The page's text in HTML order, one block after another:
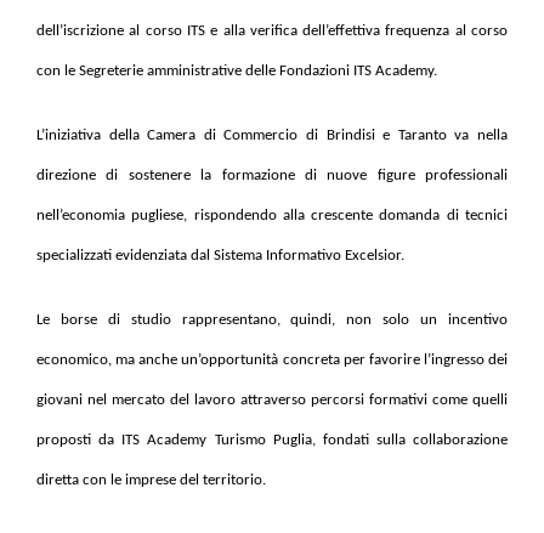
dell’iscrizione al corso ITS e alla verifica dell’effettiva frequenza al corso
con le Segreterie amministrative delle Fondazioni ITS Academy.
L’iniziativa della Camera di Commercio di Brindisi e Taranto va nella
direzione di sostenere la formazione di nuove figure professionali
nell’economia pugliese, rispondendo alla crescente domanda di tecnici
specializzati evidenziata dal Sistema Informativo Excelsior.
Le borse di studio rappresentano, quindi, non solo un incentivo
economico, ma anche un’opportunità concreta per favorire l’ingresso dei
giovani nel mercato del lavoro attraverso percorsi formativi come quelli
proposti da ITS Academy Turismo Puglia, fondati sulla collaborazione
diretta con le imprese del territorio.